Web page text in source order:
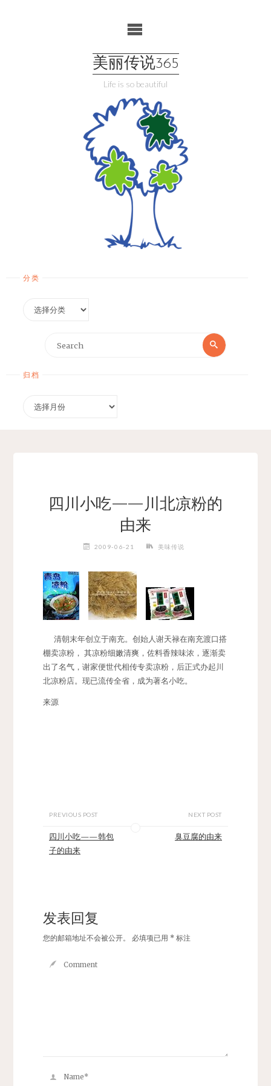
美丽传说365
Life is so beautiful
分类
Search
Search
归档
四川小吃——川北凉粉的
由来
2009-06-21 美味传说
清朝末年创立于南充。创始人谢天禄在南充渡口搭
棚卖凉粉， 其凉粉细嫩清爽，佐料香辣味浓，逐渐卖
出了名气，谢家便世代相传专卖凉粉，后正式办起川
北凉粉店。现已流传全省，成为著名小吃。
来源
PREVIOUS POST
四川小吃——韩包
子的由来
NEXT POST
臭豆腐的由来
发表回复
您的邮箱地址不会被公开。 必填项已用 *标注